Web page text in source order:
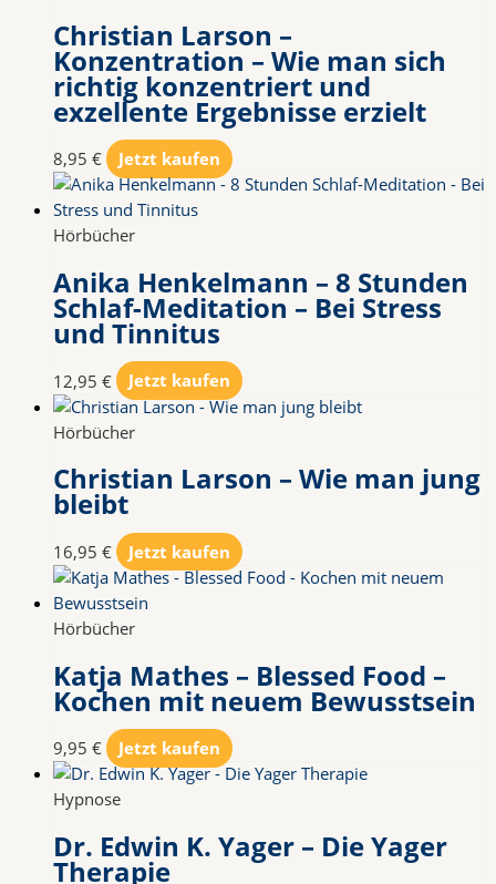
Christian Larson –
Konzentration – Wie man sich
richtig konzentriert und
exzellente Ergebnisse erzielt
8,95 € Jetzt kaufen
Hörbücher
Anika Henkelmann – 8 Stunden
Schlaf-Meditation – Bei Stress
und Tinnitus
12,95 € Jetzt kaufen
Hörbücher
Christian Larson – Wie man jung
bleibt
16,95 € Jetzt kaufen
Hörbücher
Katja Mathes – Blessed Food –
Kochen mit neuem Bewusstsein
9,95 € Jetzt kaufen
Hypnose
Dr. Edwin K. Yager – Die Yager
Therapie